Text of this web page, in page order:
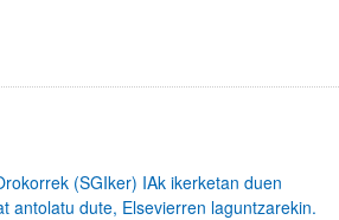
(SGIker) IAk ikerketan duen
antolatu dute, Elsevierren laguntzarekin.